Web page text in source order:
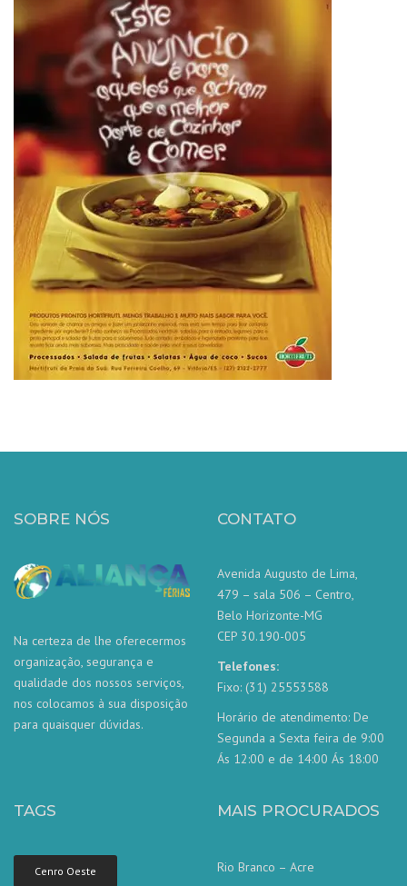
SOBRE NÓS
Na certeza de lhe oferecermos
organização, segurança e
qualidade dos nossos serviços,
nos colocamos à sua disposição
para quaisquer dúvidas.
CONTATO
Avenida Augusto de Lima,
479 – sala 506 – Centro,
Belo Horizonte-MG
CEP 30.190-005
Telefones:
Fixo: (31) 25553588
Horário de atendimento: De
Segunda a Sexta feira de 9:00
Ás 12:00 e de 14:00 Ás 18:00
TAGS
Cenro Oeste
MAIS PROCURADOS
Rio Branco – Acre